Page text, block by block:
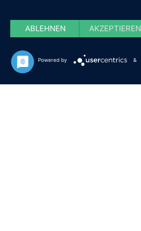
ABLEHNEN AKZEPTIEREN
Powered by &